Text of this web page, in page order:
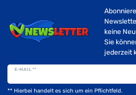
keine
Sie
jederzeit
E-MAIL **
** Hierbei handelt es sich um ein Pflichtfeld.